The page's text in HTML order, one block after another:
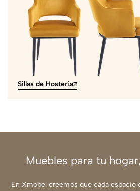
Sillas de Hostería
Muebles para tu
En Xmobel creemos que cada espacio